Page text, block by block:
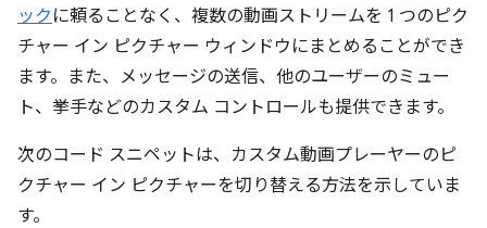
ック に頼ることなく、複数の動画ストリームを 1 つのピク
チャー イン ピクチャー ウィンドウにまとめることができ
ます。また、メッセージの送信、他のユーザーのミュー
ト、挙手などのカスタム コントロールも提供できます。
次のコード スニペットは、カスタム動画プレーヤーのピ
クチャー イン ピクチャーを切り替える方法を示していま
す。